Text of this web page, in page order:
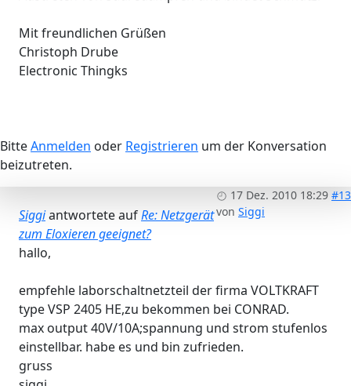
Mit freundlichen Grüßen
Christoph Drube
Electronic Thingks
BitteAnmelden oder Registrieren um der Konversation
beizutreten.
17 Dez. 2010 18:29 #13
von Siggi
Siggiantwortete aufRe: Netzgerät
zum Eloxieren geeignet?
hallo,
empfehle laborschaltnetzteil der firma VOLTKRAFT
type VSP 2405 HE,zu bekommen bei CONRAD.
max output 40V/10A;spannung und strom stufenlos
einstellbar. habe es und bin zufrieden.
gruss